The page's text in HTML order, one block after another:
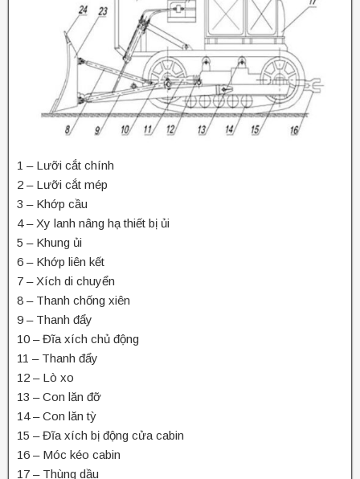
1 – Lưỡi cắt chính
2 – Lưỡi cắt mép
3 – Khớp cầu
4 – Xy lanh nâng hạ thiết bị ủi
5 – Khung ủi
6 – Khớp liên kết
7 – Xích di chuyển
8 – Thanh chống xiên
9 – Thanh đẩy
10 – Đĩa xích chủ động
11 – Thanh đẩy
12 – Lò xo
13 – Con lăn đỡ
14 – Con lăn tỳ
15 – Đĩa xích bị động cửa cabin
16 – Móc kéo cabin
17 – Thùng dầu